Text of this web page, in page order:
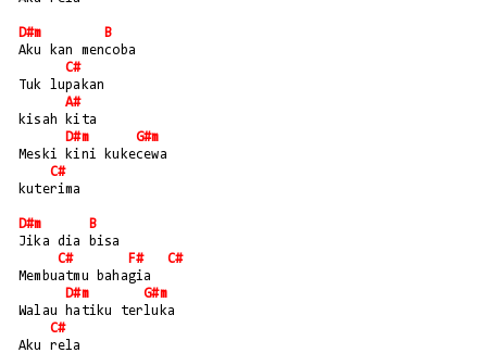
D#m
B
Aku kan mencoba
C#
Tuk lupakan
A#
kisah kita
D#m
G#m
Meski kini kukecewa
C#
kuterima
D#m
B
Jika dia bisa
C#
F#
C#
Membuatmu bahagia
D#m
G#m
Walau hatiku terluka
C#
Aku rela